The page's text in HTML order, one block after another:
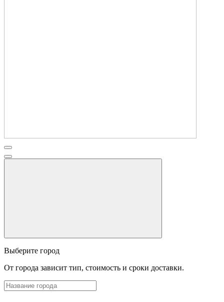
Выберите город
От города зависит тип, стоимость и сроки доставки.